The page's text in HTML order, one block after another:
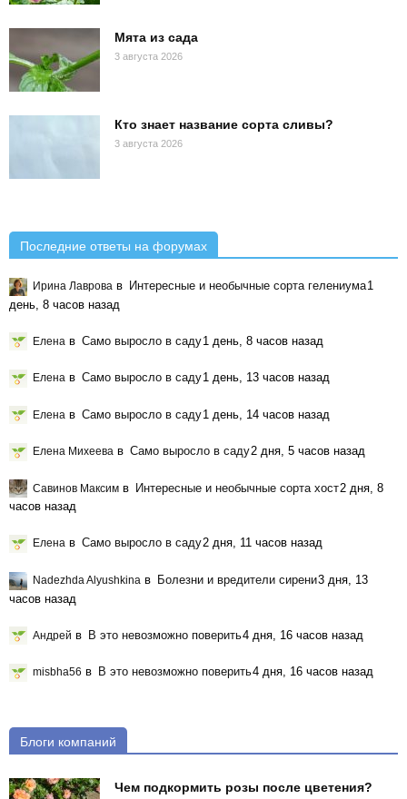
Мята из сада
3 августа 2026
Кто знает название сорта сливы?
3 августа 2026
Последние ответы на форумах
Ирина Лаврова в Интересные и необычные сорта гелениума1
день, 8 часов назад
Елена в Само выросло в саду1 день, 8 часов назад
Елена в Само выросло в саду1 день, 13 часов назад
Елена в Само выросло в саду1 день, 14 часов назад
Елена Михеева в Само выросло в саду2 дня, 5 часов назад
Савинов Максим в Интересные и необычные сорта хост2 дня, 8
часов назад
Елена в Само выросло в саду2 дня, 11 часов назад
Nadezhda Alyushkina в Болезни и вредители сирени3 дня, 13
часов назад
Андрей в В это невозможно поверить4 дня, 16 часов назад
misbha56 в В это невозможно поверить4 дня, 16 часов назад
Блоги компаний
Чем подкормить розы после цветения?